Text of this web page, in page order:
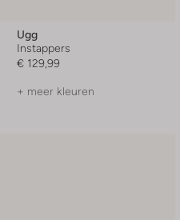
Ugg
Instappers
€ 129,99
+ meer kleuren